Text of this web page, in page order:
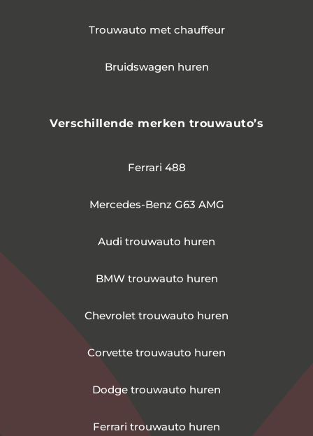
Trouwauto met chauffeur
Bruidswagen huren
Verschillende merken trouwauto’s
Ferrari 488
Mercedes-Benz G63 AMG
Audi trouwauto huren
BMW trouwauto huren
Chevrolet trouwauto huren
Corvette trouwauto huren
Dodge trouwauto huren
Ferrari trouwauto huren